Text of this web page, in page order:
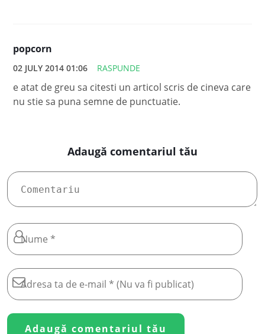
popcorn
02 JULY 2014 01:06 RASPUNDE
e atat de greu sa citesti un articol scris de cineva care
nu stie sa puna semne de punctuatie.
Adaugă comentariul tău